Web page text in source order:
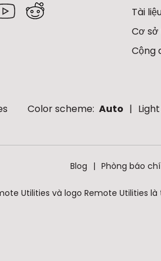
Tài
Cơ
Cộng
Color scheme: Auto Light
Blog Phòng báo chí
Utilities và logo Remote Utilities